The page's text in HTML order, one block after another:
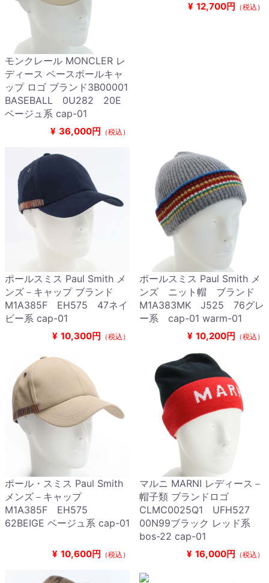
モンクレール MONCLER レ
ディース ベースボールキャ
ップ ロゴ ブランド3B00001
BASEBALL 0U282 20E
ベージュ系 cap-01
¥ 36,000円 （税込）
¥ 12,700円 （税込）
ポールスミス Paul Smith メ
ンズ－キャップ ブランド
M1A385F EH575 47ネイ
ビー系 cap-01
¥ 10,300円 （税込）
ポールスミス Paul Smith メ
ンズ ニット帽 ブランド
M1A383MK J525 76グレ
ー系 cap-01 warm-01
¥ 10,200円 （税込）
ポール・スミス Paul Smith
メンズ－キャップ
M1A385F EH575
62BEIGE ベージュ系 cap-01
¥ 10,600円 （税込）
マルニ MARNI レディース－
帽子類 ブランドロゴ
CLMC0025Q1 UFH527
00N99ブラック レッド系
bos-22 cap-01
¥ 16,000円 （税込）